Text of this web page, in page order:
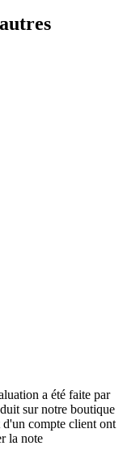
a été faite par
sur notre boutique
compte client ont
la note